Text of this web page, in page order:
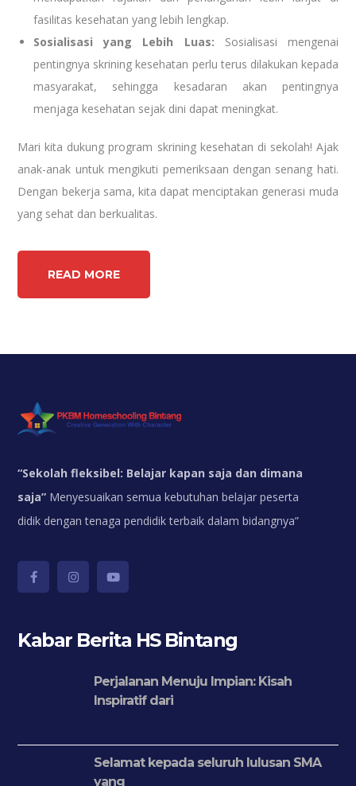
fasilitas kesehatan yang lebih lengkap.
Sosialisasi yang Lebih Luas: Sosialisasi mengenai
pentingnya skrining kesehatan perlu terus dilakukan kepada
masyarakat, sehingga kesadaran akan pentingnya
menjaga kesehatan sejak dini dapat meningkat.
Mari kita dukung program skrining kesehatan di sekolah! Ajak
anak-anak untuk mengikuti pemeriksaan dengan senang hati.
Dengan bekerja sama, kita dapat menciptakan generasi muda
yang sehat dan berkualitas.
READ MORE
“Sekolah fleksibel: Belajar kapan saja dan dimana
saja” Menyesuaikan semua kebutuhan belajar peserta
didik dengan tenaga pendidik terbaik dalam bidangnya”
Kabar Berita HS Bintang
Perjalanan Menuju Impian: Kisah
Inspiratif dari
Selamat kepada seluruh lulusan SMA
yang